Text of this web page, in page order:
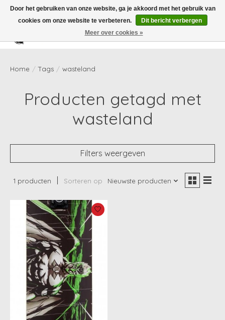
Verlanglijst
Home / Tags / wasteland
Producten getagd met
wasteland
Filters weergeven
1 producten Sorteren op Nieuwste producten
Door het gebruiken van onze website, ga je akkoord met het gebruik van
cookies om onze website te verbeteren.
Dit bericht verbergen
Meer over cookies »